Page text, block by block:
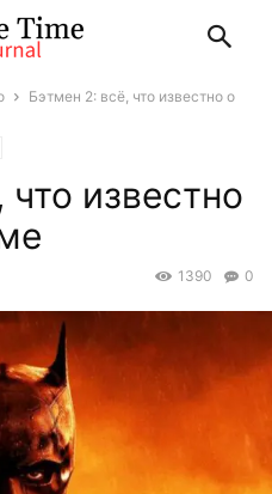
Бэтмен 2: всё, что известно о
известно
0
1390